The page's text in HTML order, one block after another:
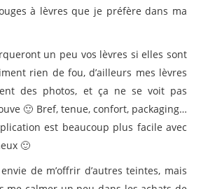
à lèvres que je préfère dans ma
un peu vos lèvres si elles sont
rien de fou, d’ailleurs mes lèvres
des photos, et ça ne se voit pas
🙂 Bref, tenue, confort, packaging…
est beaucoup plus facile avec
🙂
envie de m’offrir d’autres teintes, mais